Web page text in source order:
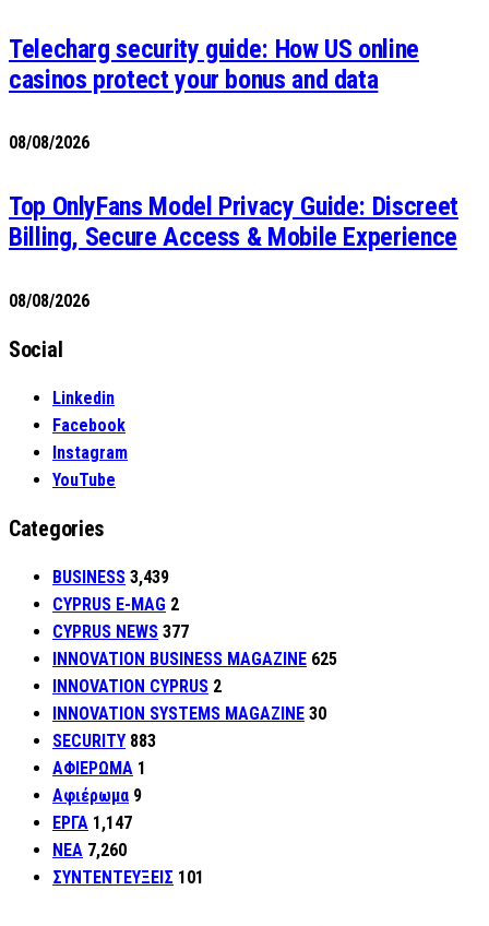
Telecharg security guide: How US online
casinos protect your bonus and data
08/08/2026
Top OnlyFans Model Privacy Guide: Discreet
Billing, Secure Access & Mobile Experience
08/08/2026
Social
Linkedin
Facebook
Instagram
YouTube
Categories
BUSINESS 3,439
CYPRUS E-MAG 2
CYPRUS NEWS 377
INNOVATION BUSINESS MAGAZINE 625
INNOVATION CYPRUS 2
INNOVATION SYSTEMS MAGAZINE 30
SECURITY 883
ΑΦΙΕΡΩΜΑ 1
Αφιέρωμα 9
ΕΡΓΑ 1,147
ΝΕΑ 7,260
ΣΥΝΤΕΝΤΕΥΞΕΙΣ 101